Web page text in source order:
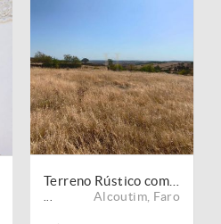
Alcoutim, Faro